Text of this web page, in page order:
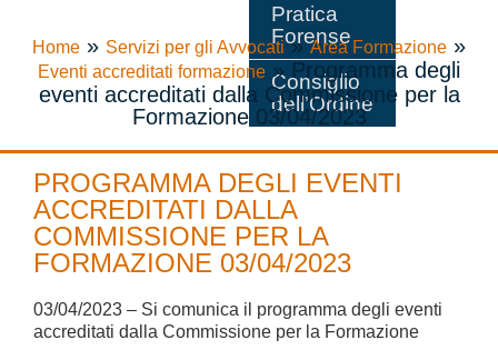
Pratica
Forense
Consiglio
dell’Ordine
Home » Servizi per gli Avvocati»Area Formazione »
Eventi accreditati formazione » Programma degli
eventi accreditati dalla Commissione per la
Formazione 03/04/2023
PROGRAMMA DEGLI EVENTI
ACCREDITATI DALLA
COMMISSIONE PER LA
FORMAZIONE 03/04/2023
03/04/2023 – Si comunica il programma degli eventi
accreditati dalla Commissione per la Formazione